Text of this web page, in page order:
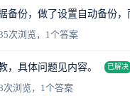
备份，做了设置自动备份
次浏览，1个答案
，具体问题见内容。 已解决
次浏览，1个答案